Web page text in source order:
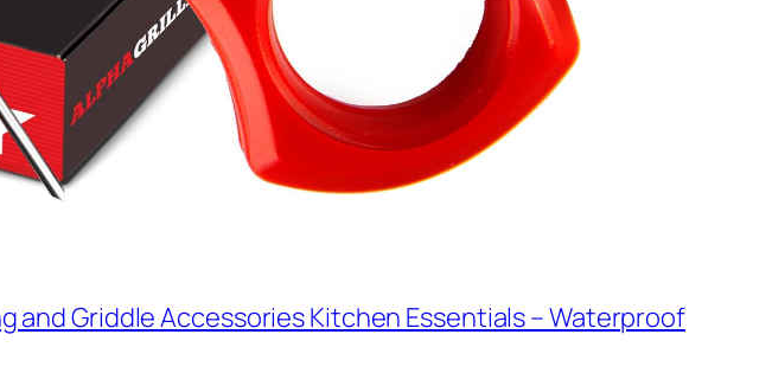
and Griddle Accessories Kitchen Essentials – Waterproof